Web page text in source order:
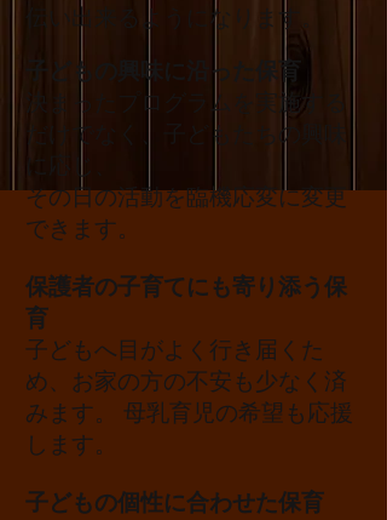
伝い出来るようになります。
子どもの興味に沿った保育
決まったプログラムを実施する
だけでなく、子どもたちの興味
その日の活動を臨機応変に変更
できます。
保護者の子育てにも寄り添う保
育
子どもへ目がよく行き届くた
め、お家の方の不安も少なく済
みます。 母乳育児の希望も応援
します。
子どもの個性に合わせた保育